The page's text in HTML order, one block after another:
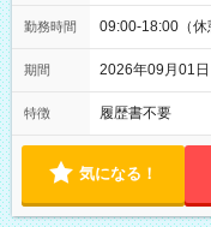
勤務時間 09:00-18:00（休
期間 2026年09月01
特徴 履歴書不要
気になる！